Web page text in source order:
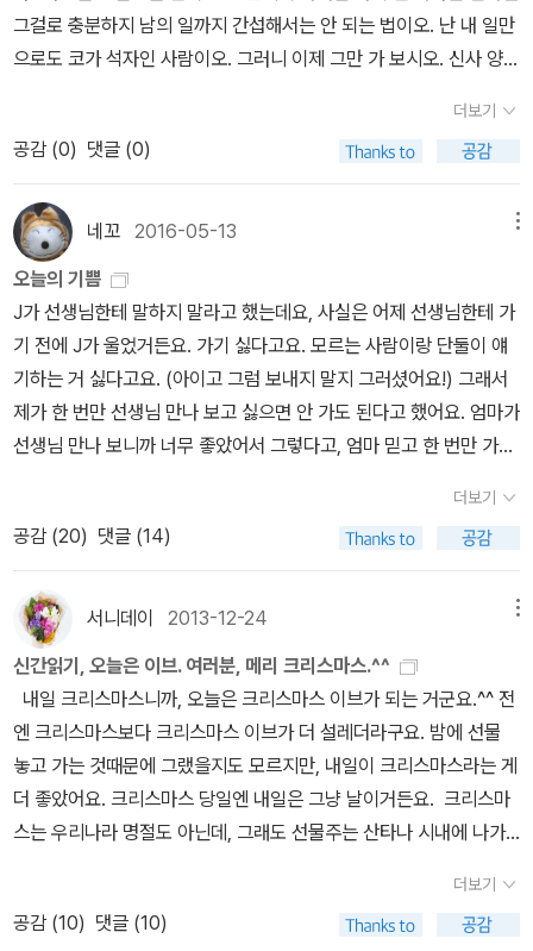
적을 기록해 둔 묘비문) 이 책에는 그런 장면이 없다. 오로지 유령이
말없이 손가락으로 가리킨 쪽에 그의 이름이 쓰여진 묘비가 있다는
말만 나온다. 이야기를 줄이다 보니 모든 내용들을 묘비문에 담아 버
면 그것은 아이들에게 훌륭한 자양분이 되어 그들을 자랄 수 있게 하
리라 믿는다. 모든 사람에게 크리스마스 인사를 전하는 스크루지 할
아버지, 할아버지도 이젠 메리 크리스마스~
=
그걸로 충분하지 남의 일까지 간섭해서는 안 되는 법이오. 난 내 일만
으로도 코가 석자인 사람이오. 그러니 이제 그만 가 보시오. 신사 양반
수도 있는 힘을 가지신 분입니다. 그분이 어떻게 하느냐에 따라 우리
가 마음 편하게 일할 수도 있고 그 정반대로 지옥 같은 분위기에서 일
할 수도 있지요. ... 물론 그분의 힘이란 게 고작 표정이나 말 몇 마디
같이 아주 하찮은 것일 수도 있어요. 물질적으로는 너무 미미하고 보
잘것없어서 더하거나 셀 수조차 없는 것들 말이에요...'물론 나나 여러
분 같았으면 스크루지처럼 무턱대고 당황할 것이 아니라 대체 어디서
빛이 나오는지 차근차근 따져 보았을 것이다. 자기가 직접 궁지에 몰
리지 않았을 때에는 문제를 해결할 수 있는 묘안이 더 잘 떠오르는 법
이니까. ... 유령과 스크루지는 또다시 여정에 올랐다. 많은 것을 보고,
먼 곳을 다니고, 수많은 가정을 방문했다. 유령의 방문은 사람들에게
늘 행복을 가져다주었다. 아파서 누워 있는 환자들은 명랑한 기분을
되찾았고, 타향에서 지내는 사람들은 조금이나마 고향의 기분을 느꼈
고, 운명과 힘겨운 싸움을 하고 있는 이들은 희망과 인내를 가지게 되
도 정해져 있습니다요. 자기에게 정해진 운명의 길을 그대로 걸어간
다면 예정된 종착지에 어김없이 도착하게 될테지요. 하지만 그 길을
벗어난다면 그러면 종착지 역시 달라지는 것 아닌가요?
더보기
공감 (0) 댓글 (0)
네꼬 2016-05-13
오늘의 기쁨
J가 선생님한테 말하지 말라고 했는데요, 사실은 어제 선생님한테 가
기 전에 J가 울었거든요. 가기 싫다고요. 모르는 사람이랑 단둘이 얘
기하는 거 싫다고요. (아이고 그럼 보내지 말지 그러셨어요!) 그래서
제가 한 번만 선생님 만나 보고 싫으면 안 가도 된다고 했어요. 엄마가
선생님 만나 보니까 너무 좋았어서 그렇다고, 엄마 믿고 한 번만 가보
찮을까, 마칠 때까지 좀 걱정을 하긴 했어요. 그런데 아이가 집에 들어
오는데, 표정이 아주 환해가지고요. 신발 벗으면서부터 엄마, 있지 선
생님은 일본 여행을 좋아하신대, 그리고 고양이 그림책도 봤어, 선생
님은 일본 여행 갈 때마다 고양이 인형 사온대, 맛있는 거 먹는 것도
좋아하신대, 책도 되게 많아, 아로마 오일로 좋은 냄새 나게 하는 거
봤어, 마실 것도 많아, 엄마 엄마... 하면서 어찌나 쫑알댔는지 몰라요.
얘기 듣다가 제가 모르는 척하고요, 그래 선생님한테는 뭐라고 말씀
드릴까? 너 갈 거야, 안 갈 거야? 그러니까 얼른 갈 거야! 하잖아요.
그래서 둘이 같이 웃었어요. 조금 있다가 보니까 글쎄 혼자 흥얼흥얼
노래를 부르고 있더라고요. J가 진짜 기분 좋을 때만 그러는데, 그걸
보니까 얼마나 예쁜지. 그리고 오늘 아침에 일어났는데요, 어제 선생
님이 저한테 하신 말씀이 생각나는 거예요. 언니하고 하던 얘기 말고
J만 아는 얘기를 해보라고 하셨잖아요. 그래서 J를 깨우면서 아유, 어
더보기
공감 (20) 댓글 (14)
서니데이 2013-12-24
신간읽기, 오늘은 이브. 여러분, 메리 크리스마스.^^
내일 크리스마스니까, 오늘은 크리스마스 이브가 되는 거군요.^^ 전
엔 크리스마스보다 크리스마스 이브가 더 설레더라구요. 밤에 선물
놓고 가는 것때문에 그랬을지도 모르지만, 내일이 크리스마스라는 게
더 좋았어요. 크리스마스 당일엔 내일은 그냥 날이거든요. 크리스마
스는 우리나라 명절도 아닌데, 그래도 선물주는 산타나 시내에 나가
이 기억에 남습니다. 여러분, 메리 크리스마스. ^^ 오늘 페이퍼는 크
리스마스와 함께 입니다. 어린이를 위한 크리스마스 책 1. 행복
더보기
공감 (10) 댓글 (10)